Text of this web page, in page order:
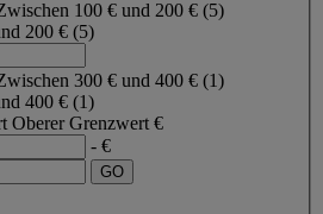
100 € und 200 € (5)
200 € (5)
300 € und 400 € (1)
400 € (1)
Oberer Grenzwert €
- €